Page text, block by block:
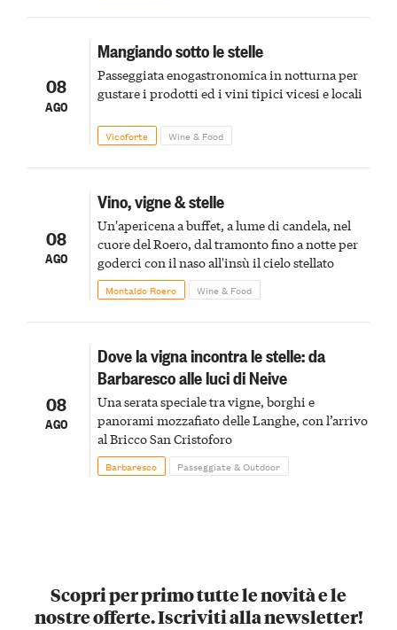
08
AGO
Mangiando sotto le stelle
Passeggiata enogastronomica in notturna per
gustare i prodotti ed i vini tipici vicesi e locali
Vicoforte Wine & Food
08
AGO
Vino, vigne & stelle
Un'apericena a buffet, a lume di candela, nel
cuore del Roero, dal tramonto fino a notte per
goderci con il naso all'insù il cielo stellato
Montaldo Roero Wine & Food
08
AGO
Dove la vigna incontra le stelle: da
Barbaresco alle luci di Neive
Una serata speciale tra vigne, borghi e
panorami mozzafiato delle Langhe, con l’arrivo
al Bricco San Cristoforo
Barbaresco Passeggiate & Outdoor
Scopri per primo tutte le novità e le
nostre offerte. Iscriviti alla newsletter!